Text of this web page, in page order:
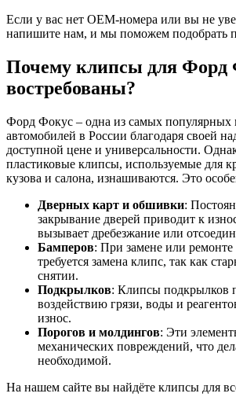
Если у вас нет OEM-номера или вы не
напишите нам, и мы поможем подобрать
Почему клипсы для Форд
востребованы?
Форд Фокус – одна из самых популярных
автомобилей в России благодаря своей
доступной цене и универсальности.
пластиковые клипсы, используемые для
кузова и салона, изнашиваются. Это
Дверных карт и обшивки:
закрывание дверей приводит к
вызывает дребезжание или
Бамперов: При замене или ремонте
требуется замена клипс, так как
снятии.
Подкрылков: Клипсы подкрылков
воздействию грязи, воды и
износ.
Порогов и молдингов: Эти
механических повреждений, что
необходимой.
На нашем сайте вы найдёте клипсы для